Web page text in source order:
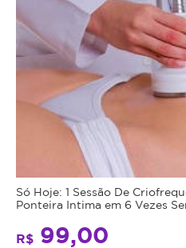
Só Hoje: 1 Sessão De
Ponteira Intima em 6 Vezes
R$ 99,00